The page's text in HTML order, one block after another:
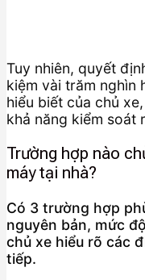
Tuy nhiên, quyết
kiệm vài trăm nghìn
hiểu biết của chủ
khả năng kiểm soát
Trường hợp nào
máy tại nhà?
Có 3 trường hợp
nguyên bản, mức
chủ xe hiểu rõ các
tiếp.